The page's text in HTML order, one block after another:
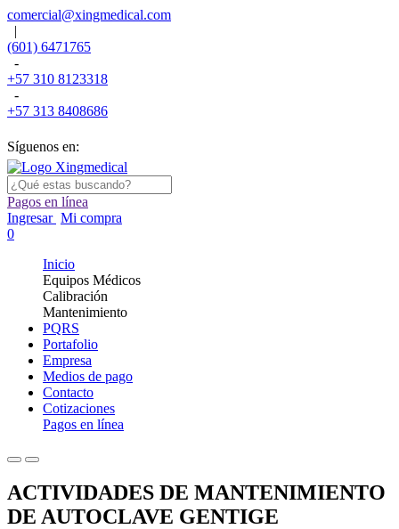
comercial@xingmedical.com
|
(601) 6471765
-
+57 310 8123318
-
+57 313 8408686
Síguenos en:
Pagos en línea
Ingresar Mi compra
0
Inicio
Equipos Médicos
Calibración
Mantenimiento
PQRS
Portafolio
Empresa
Medios de pago
Contacto
Cotizaciones
Pagos en línea
ACTIVIDADES DE MANTENIMIENTO
DE AUTOCLAVE GENTIGE